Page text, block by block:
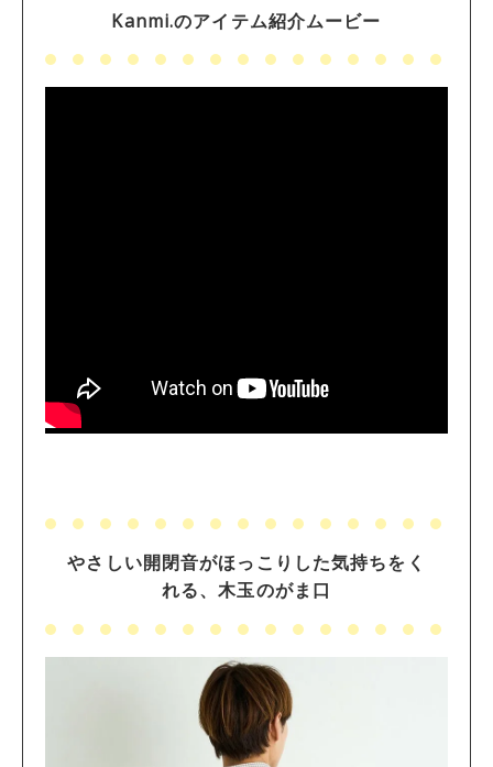
Kanmi.のアイテム紹介ムービー
やさしい開閉音がほっこりした気持ちをく
れる、木玉のがま口